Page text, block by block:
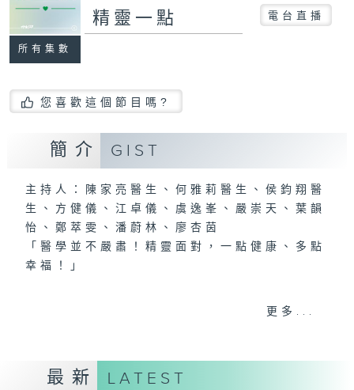
所有集數
精靈一點 電台直播
您喜歡這個節目嗎?
簡介 GIST
主持人：陳家亮醫生、何雅莉醫生、侯鈞翔醫
生、方健儀、江卓儀、虞逸峯、嚴崇天、葉韻
怡、鄭萃雯、潘蔚林、廖杏茵
「醫學並不嚴肅！精靈面對，一點健康、多點
幸福！」
星期一至五，下午 1 時10分 香港電台第一
更多...
最新 LATEST